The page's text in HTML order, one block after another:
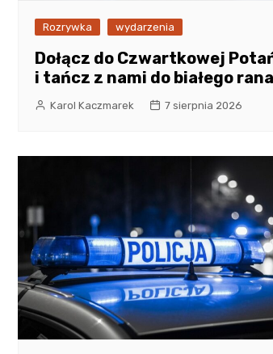
Rozrywka wydarzenia
Dołącz do Czwartkowej
i tańcz z nami do białego
Karol Kaczmarek 7 sierpnia 2026